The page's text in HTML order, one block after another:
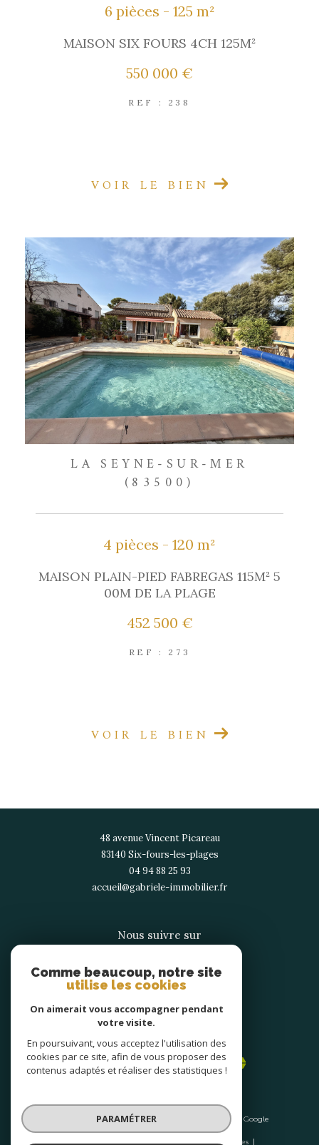
6 pièces - 125 m²
MAISON SIX FOURS 4CH 125M²
550 000 €
REF : 238
VOIR LE BIEN
LA SEYNE-SUR-MER
(83500)
4 pièces - 120 m²
MAISON PLAIN-PIED FABREGAS 115M² 5
00M DE LA PLAGE
452 500 €
REF : 273
VOIR LE BIEN
48 avenue Vincent Picareau
83140
six-fours-les-plages
04 94 88 25 93
accueil@gabriele-immobilier.fr
Nous suivre sur
Adhérents
© 2026 | Tous droits réservés | Traduction powered by Google
|
Nos honoraires
Plan du site Mentions légales
Comme beaucoup, notre site
utilise les cookies
On aimerait vous accompagner pendant
votre visite.
En poursuivant, vous acceptez l'utilisation des
cookies par ce site, afin de vous proposer des
contenus adaptés et réaliser des statistiques !
PARAMÉTRER